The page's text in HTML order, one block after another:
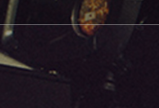
MLJ / Lexani(レクサーニ